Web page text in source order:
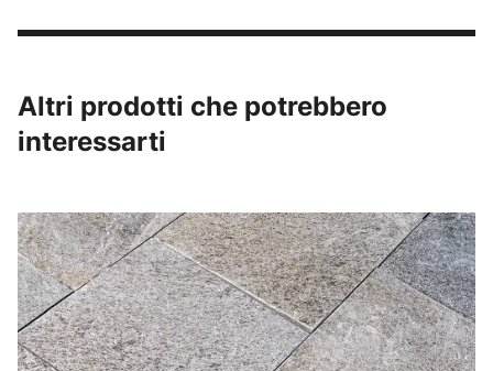
Altri prodotti che potrebbero
interessarti